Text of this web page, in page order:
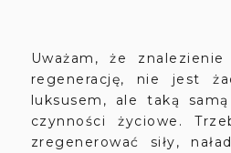
Uważam, że znalezienie
regenerację, nie jest
luksusem, ale taką
czynności życiowe.
zregenerować siły,